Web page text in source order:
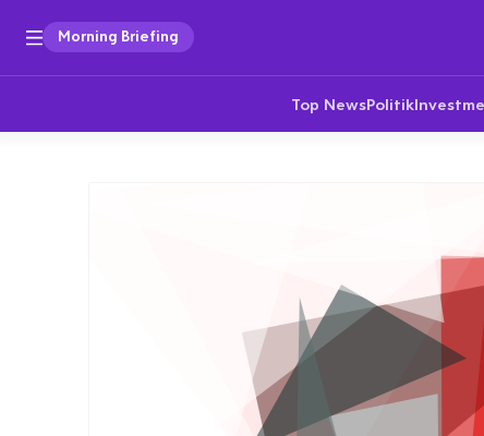
Morning Briefing
Top NewsPolitik